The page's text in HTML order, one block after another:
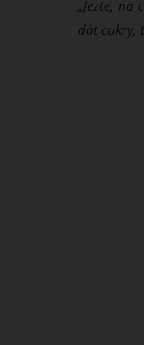
„Jezte, na
dát cukry,